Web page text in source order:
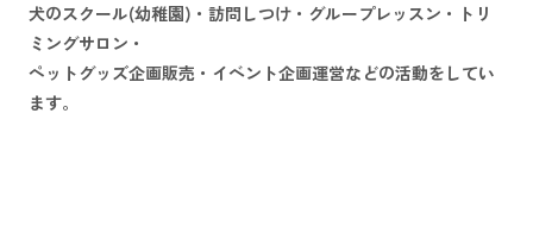
犬のスクール(幼稚園)・訪問しつけ・グループレッスン・トリ
ミングサロン・
ペットグッズ企画販売・イベント企画運営などの活動をしてい
ます。